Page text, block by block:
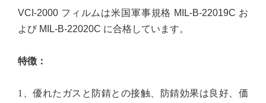
VCI-2000 フィルムは米国軍事規格 MIL-B-22019C お
よび MIL-B-22020C に合格しています。
特徴 ：
1、優れたガスと防錆との接触、防錆効果は良好、価